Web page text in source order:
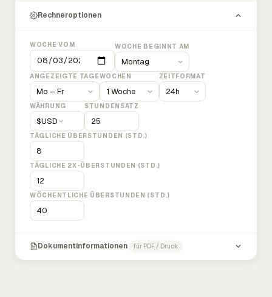
Rechneroptionen
WOCHE VOM WOCHE BEGINNT AM
ANGEZEIGTE TAGEWOCHEN ZEITFORMAT
WÄHRUNG
$USD
STUNDENSATZ
TÄGLICHE ÜBERSTUNDEN (STD.)
TÄGLICHE 2X-ÜBERSTUNDEN (STD.)
WÖCHENTLICHE ÜBERSTUNDEN (STD.)
Dokumentinformationen für PDF / Druck